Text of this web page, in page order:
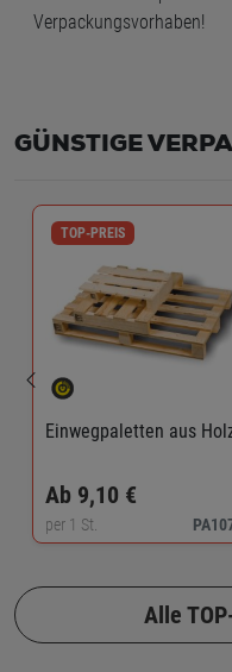
Verpackungsvorhaben!
GÜNSTIGE
TOP-PREIS
Einwegpaletten aus
Ab 9,10 €
per 1 St.
Alle